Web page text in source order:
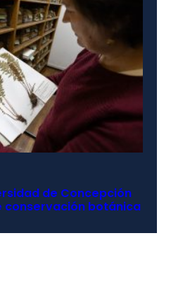
de Concepción
conservación botánica